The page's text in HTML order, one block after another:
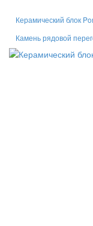
Керамический блок
Камень рядовой